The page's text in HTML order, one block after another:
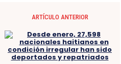
ARTÍCULO ANTERIOR